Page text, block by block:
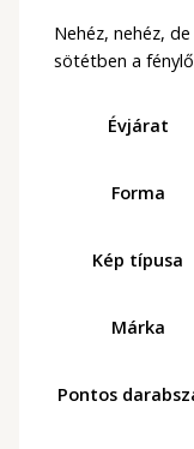
Nehéz, nehéz,
sötétben a
Évjárat
Forma
Kép típusa
Márka
Pontos